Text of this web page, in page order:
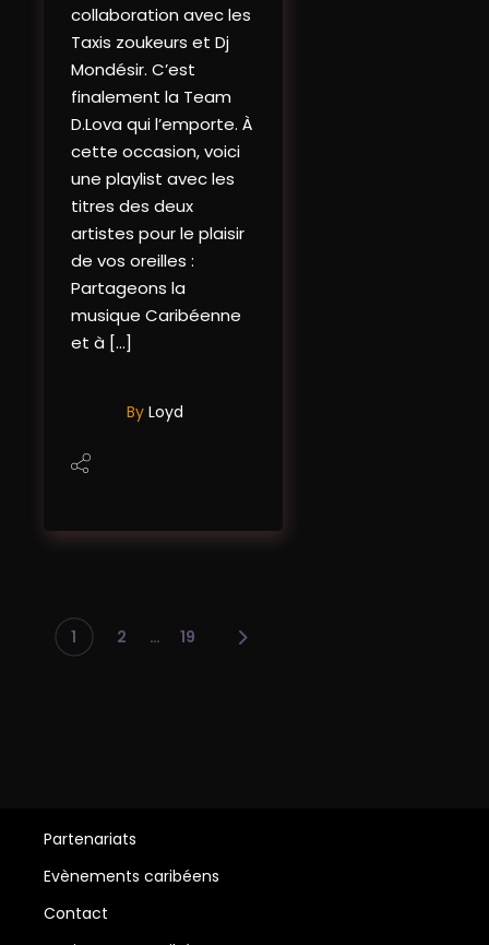
collaboration avec les
Taxis zoukeurs et Dj
Mondésir. C’est
finalement la Team
D.Lova qui l’emporte. À
cette occasion, voici
une playlist avec les
titres des deux
artistes pour le plaisir
de vos oreilles :
Partageons la
musique Caribéenne
et à […]
By Loyd
Pagination
des
1 2 … 19
Partenariats
Evènements caribéens
Contact